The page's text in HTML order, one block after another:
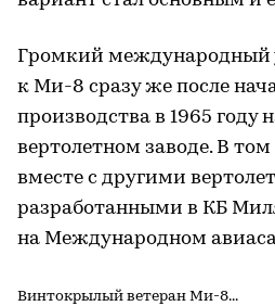
Громкий международный
к Ми-8 сразу же после
производства в 1965 году
вертолетном заводе. В
вместе с другими
разработанными в КБ
на Международном
Винтокрылый ветеран Ми-8...